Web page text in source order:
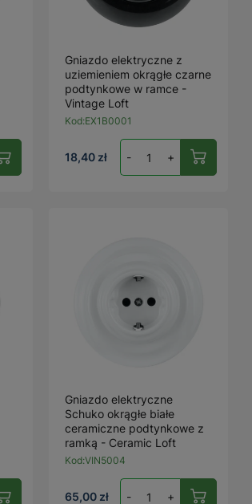
Gniazdo elektryczne z
uziemieniem okrągłe czarne
podtynkowe w ramce -
Vintage Loft
Kod:EX1B0001
18,40 zł - +
Gniazdo elektryczne
Schuko okrągłe białe
ceramiczne podtynkowe z
ramką - Ceramic Loft
Kod:VIN5004
65,00 zł - +